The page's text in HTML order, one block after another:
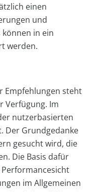
einen
und
in ein
werden.
Empfehlungen steht
Verfügung. Im
nutzerbasierten
Der Grundgedanke
gesucht wird, die
Die Basis dafür
im Allgemeinen